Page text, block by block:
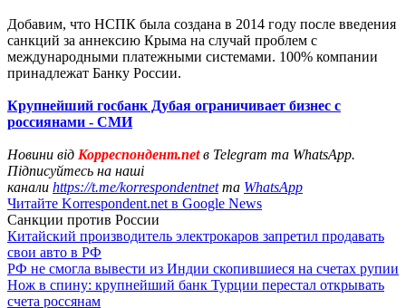
Добавим, что НСПК была создана в 2014 году после введения
санкций за аннексию Крыма на случай проблем с
международными платежными системами. 100% компании
принадлежат Банку России.
Крупнейший госбанк Дубая ограничивает бизнес с
россиянами - СМИ
Новини від Корреспондент.netв Telegram та WhatsApp.
Підписуйтесь на наші
канали https://t.me/korrespondentnetта WhatsApp
Читайте Korrespondent.net в Google News
Санкции против России
Китайский производитель электрокаров запретил продавать
свои авто в РФ
РФ не смогла вывести из Индии скопившиеся на счетах рупии
Нож в спину: крупнейший банк Турции перестал открывать
счета россянам